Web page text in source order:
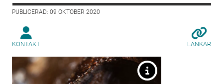
PUBLICERAD: 09 OKTOBER 2020
KONTAKT LÄNKAR